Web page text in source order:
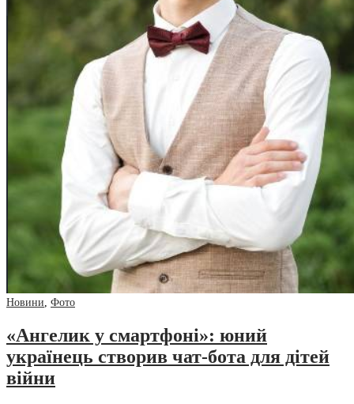
Новини, Фото
«Ангелик у смартфоні»: юний
українець створив чат-бота для дітей
війни